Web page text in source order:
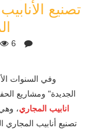
تصنيع
6
وفي السنوات
الجديدة" ومشاريع
انابيب المجاري،
تصنيع أنابيب